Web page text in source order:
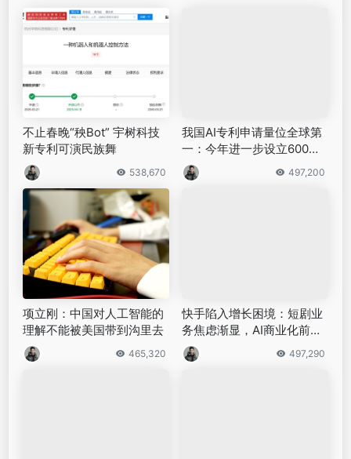
©版权声明
文章版权归原作者所有，内容来源公开的各类媒体平台，若收录的
内容侵犯了您的权益，请联系邮箱，本站将第一时间处理。
上一篇
别再用老旧截图工具！小旺
AI截图这些隐藏buff让它必装
OpenAI并未让DeepSeek惊
出一身冷汗
相关文章
不止春晚“秧Bot” 宇树科技
新专利可演民族舞
我国AI专利申请量位全球第
一：今年进一步设立600亿